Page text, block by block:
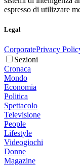
espresso di utilizzare
Legal
CorporatePrivacy
Sezioni
Cronaca
Mondo
Economia
Politica
Spettacolo
Televisione
People
Lifestyle
Videogiochi
Donne
Magazine